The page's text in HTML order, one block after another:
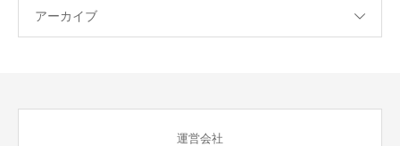
アーカイブ
運営会社